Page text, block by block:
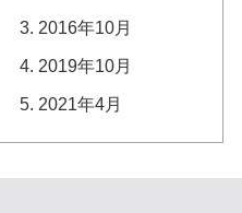
2016年10月
2019年10月
2021年4月